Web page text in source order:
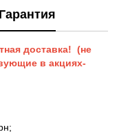
Гарантия
доставка! (не
в акциях-